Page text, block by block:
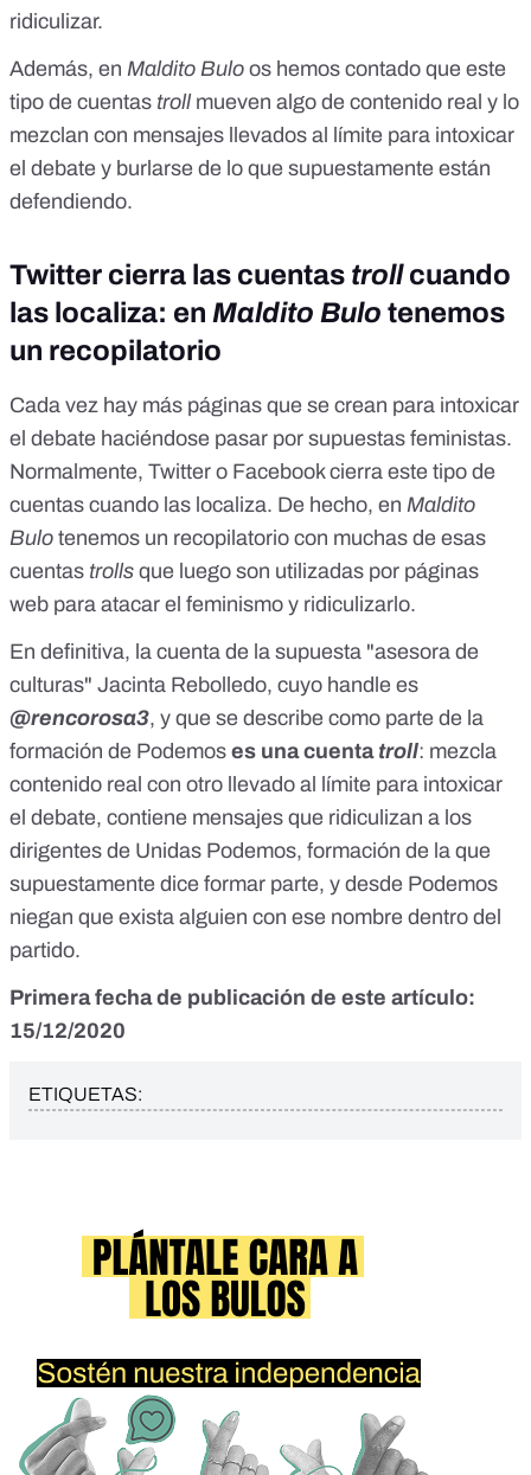
ridiculizar.
Además, en Maldito Bulo os hemos contado que este
tipo de cuentas trollmueven algo de contenido real y lo
mezclan con mensajes llevados al límite para intoxicar
el debate y burlarse de lo que supuestamente están
defendiendo.
Twitter cierra las cuentas trollcuando
las localiza: en Maldito Bulo tenemos
un recopilatorio
Cada vez hay más páginas que se crean para intoxicar
el debate haciéndose pasar por supuestas feministas.
Normalmente, Twitter o Facebook cierra este tipo de
cuentas cuando las localiza. De hecho, en Maldito
Bulo tenemos un recopilatorio con muchas de esas
cuentas trolls que luego son utilizadas por páginas
web para atacar el feminismo y ridiculizarlo.
En definitiva, la cuenta de la supuesta "asesora de
culturas" Jacinta Rebolledo, cuyo handle es
@rencorosa3, y que se describe como parte de la
formación de Podemos es una cuenta troll: mezcla
contenido real con otro llevado al límite para intoxicar
el debate, contiene mensajes que ridiculizan a los
dirigentes de Unidas Podemos, formación de la que
supuestamente dice formar parte, y desde Podemos
niegan que exista alguien con ese nombre dentro del
partido.
Primera fecha de publicación de este artículo:
15/12/2020
ETIQUETAS: